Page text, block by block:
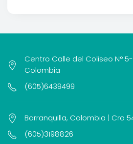
Centro Calle del Coliseo N°
Colombia
(605)6439499
Barranquilla, Colombia | Cra
(605)3198826